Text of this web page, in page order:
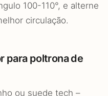
100-110°, e alterne
circulação.
para poltrona de
ou suede tech –